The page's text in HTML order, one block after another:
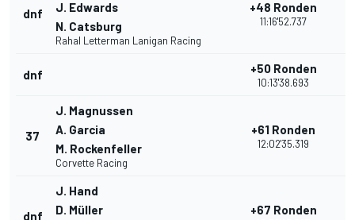
dnf
J. Edwards
N. Catsburg
Rahal Letterman Lanigan Racing
+48 Ronden
11:16'52.737
dnf +50 Ronden
10:13'38.693
37
J. Magnussen
A. Garcia
M. Rockenfeller
Corvette Racing
+61 Ronden
12:02'35.319
dnf
J. Hand
D. Müller
+67 Ronden